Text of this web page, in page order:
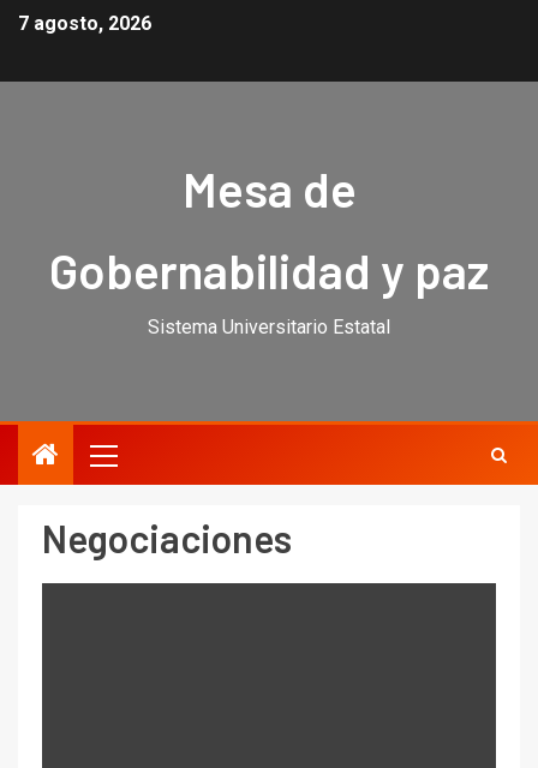
7 agosto, 2026
Mesa de
Gobernabilidad y paz
Sistema Universitario Estatal
Negociaciones